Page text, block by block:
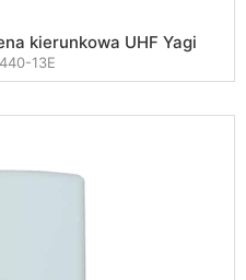
kierunkowa UHF Yagi
13E